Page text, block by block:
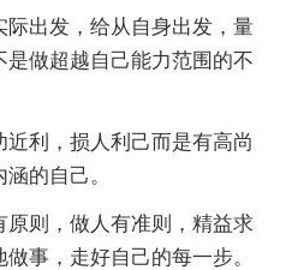
际出发，给从自身出发，量
做超越自己能力范围的不
利，损人利己而是有高尚
的自己。
则，做人有准则，精益求
事，走好自己的每一步。